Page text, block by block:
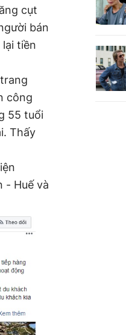
cụt
bán
tiền
công
55 tuổi
Thấy
- Huế và